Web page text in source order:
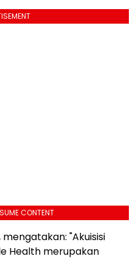
CONTENT
mengatakan: "Akuisisi
Health merupakan